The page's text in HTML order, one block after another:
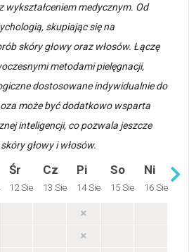
wykształceniem medycznym. Od
skupiając się na
skóry głowy oraz włosów. Łączę
metodami pielęgnacji,
dostosowane indywidualnie do
może być dodatkowo wsparta
inteligencji, co pozwala jeszcze
głowy i włosów.
Śr
12 Sie
Cz
13 Sie
Pi
14 Sie
So
15 Sie
Ni
16 Sie